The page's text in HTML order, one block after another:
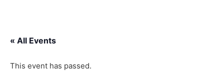
« All Events
This event has passed.